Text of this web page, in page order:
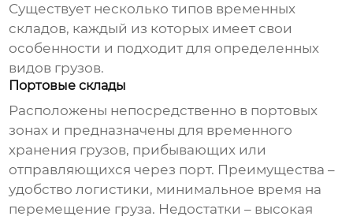
Существует несколько типов временных
складов, каждый из которых имеет свои
особенности и подходит для определенных
видов грузов.
Портовые склады
Расположены непосредственно в портовых
зонах и предназначены для временного
хранения грузов, прибывающих или
отправляющихся через порт. Преимущества –
удобство логистики, минимальное время на
перемещение груза. Недостатки – высокая